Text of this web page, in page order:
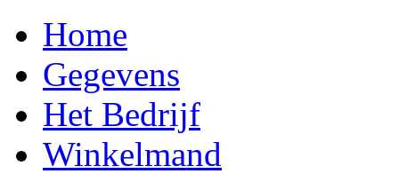
Home
Gegevens
Het Bedrijf
Winkelmand